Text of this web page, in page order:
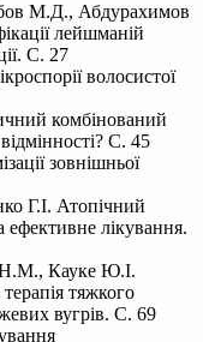
М.Д., Абдурахимов
лейшманій
С. 27
волосистої
комбінований
С. 45
зовнішньої
Г.І. Атопічний
ефективне лікування.
Кауке Ю.І.
тяжкого
вугрів. С. 69